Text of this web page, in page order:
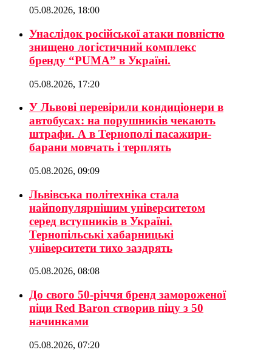
05.08.2026, 18:00
Унаслідок російської атаки повністю
знищено логістичний комплекс
бренду “PUMA” в Україні.
05.08.2026, 17:20
У Львові перевірили кондиціонери в
автобусах: на порушників чекають
штрафи. А в Тернополі пасажири-
барани мовчать і терплять
05.08.2026, 09:09
Львівська політехніка стала
найпопулярнішим університетом
серед вступників в Україні.
Тернопільські хабарницькі
університети тихо заздрять
05.08.2026, 08:08
До свого 50-річчя бренд замороженої
піци Red Baron створив піцу з 50
начинками
05.08.2026, 07:20